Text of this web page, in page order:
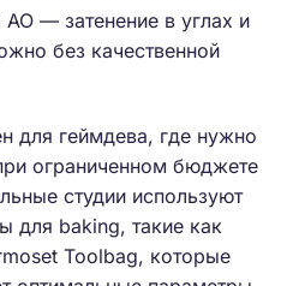
— затенение в углах и
без качественной
для геймдева, где нужно
ограниченном бюджете
студии используют
для baking, такие как
Toolbag, которые